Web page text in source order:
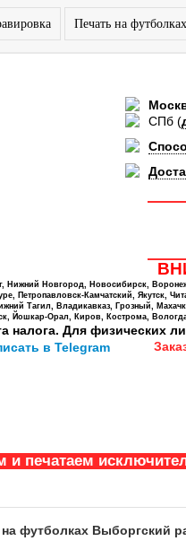
Печать на футболках
СПб (
Нижний Новгород, Новосибирск,
Петропавловск-Камчатский, Якутск,
Тагил, Владикавказ, Грозный,
Йошкар-Орал, Киров, Кострома,
налога. Для физических
и печатаем
на футболках Выборгский